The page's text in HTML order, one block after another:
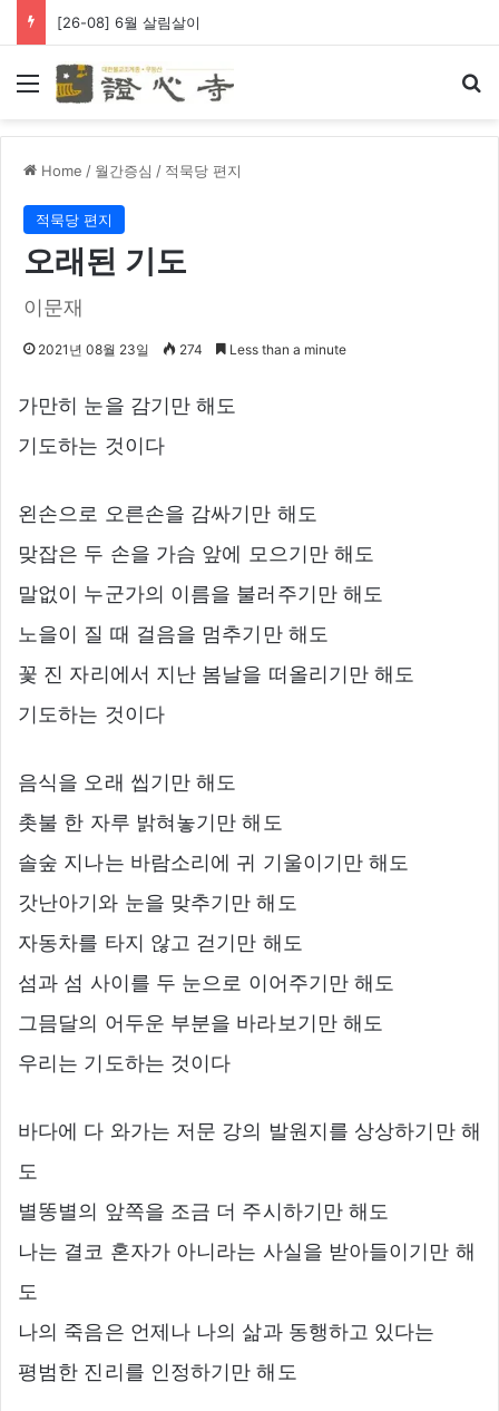
[26-08] 6월 살림살이
Menu
Home / 월간증심 / 적묵당 편지
적묵당 편지
오래된 기도
이문재
2021년 08월 23일 274 Less than a minute
가만히 눈을 감기만 해도
기도하는 것이다
왼손으로 오른손을 감싸기만 해도
맞잡은 두 손을 가슴 앞에 모으기만 해도
말없이 누군가의 이름을 불러주기만 해도
노을이 질 때 걸음을 멈추기만 해도
꽃 진 자리에서 지난 봄날을 떠올리기만 해도
기도하는 것이다
음식을 오래 씹기만 해도
촛불 한 자루 밝혀놓기만 해도
솔숲 지나는 바람소리에 귀 기울이기만 해도
갓난아기와 눈을 맞추기만 해도
자동차를 타지 않고 걷기만 해도
섬과 섬 사이를 두 눈으로 이어주기만 해도
그믐달의 어두운 부분을 바라보기만 해도
우리는 기도하는 것이다
바다에 다 와가는 저문 강의 발원지를 상상하기만 해
도
별똥별의 앞쪽을 조금 더 주시하기만 해도
나는 결코 혼자가 아니라는 사실을 받아들이기만 해
도
나의 죽음은 언제나 나의 삶과 동행하고 있다는
평범한 진리를 인정하기만 해도